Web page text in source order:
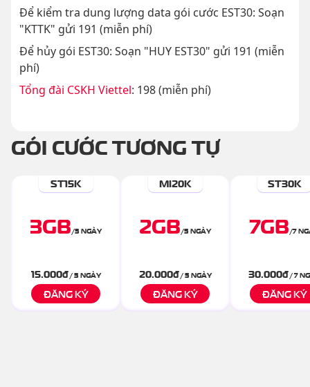
Để kiểm tra dung lượng data gói cước EST30: Soạn
"KTTK" gửi 191 (miễn phí)
Để hủy gói EST30: Soạn "HUY EST30" gửi 191 (miễn
phí)
Tổng đài CSKH Viettel: 198 (miễn phí)
GÓI CƯỚC TƯƠNG TỰ
ST15K
3GB /3 NGÀY
15.000đ/ 3 NGÀY
ĐĂNG KÝ
MI20K
2GB /5 NGÀY
20.000đ/ 5 NGÀY
ĐĂNG KÝ
ST30K
7GB /7
30.000đ/ 7
ĐĂNG KÝ